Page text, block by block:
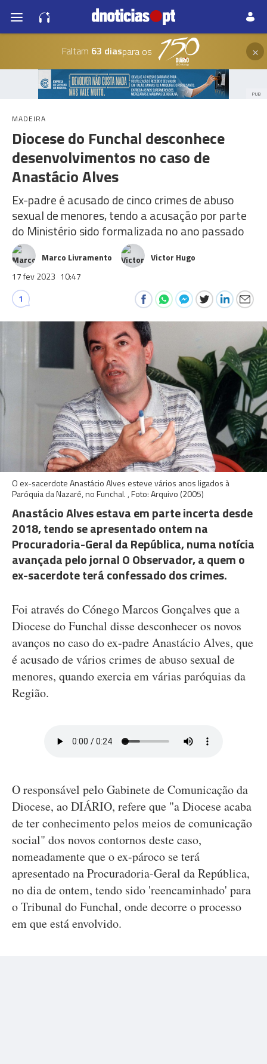
Faltam 63 diaspara os ×
PUB
MADEIRA
Diocese do Funchal desconhece
desenvolvimentos no caso de
Anastácio Alves
Ex-padre é acusado de cinco crimes de abuso
sexual de menores, tendo a acusação por parte
do Ministério sido formalizada no ano passado
Marco Livramento
Victor Hugo
17 fev 2023 10:47
1
O ex-sacerdote Anastácio Alves esteve vários anos ligados à
Paróquia da Nazaré, no Funchal. , Foto: Arquivo (2005)
Anastácio Alves estava em parte incerta desde
2018, tendo se apresentado ontem na
Procuradoria-Geral da República, numa notícia
avançada pelo jornal O Observador, a quem o
ex-sacerdote terá confessado dos crimes.
Foi através do Cónego Marcos Gonçalves que a
Diocese do Funchal disse desconhecer os novos
avanços no caso do ex-padre Anastácio Alves, que
é acusado de vários crimes de abuso sexual de
menores, quando exercia em várias paróquias da
Região.
O responsável pelo Gabinete de Comunicação da
Diocese, ao DIÁRIO, refere que "a Diocese acaba
de ter conhecimento pelos meios de comunicação
social" dos novos contornos deste caso,
nomeadamente que o ex-pároco se terá
apresentado na Procuradoria-Geral da República,
no dia de ontem, tendo sido 'reencaminhado' para
o Tribunal do Funchal, onde decorre o processo
em que está envolvido.